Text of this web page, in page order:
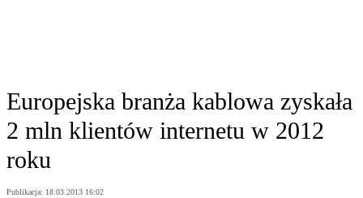
Europejska branża kablowa zyskała
2 mln klientów internetu w 2012
roku
Publikacja: 18.03.2013 16:02